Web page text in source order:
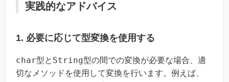
実践的なアドバイス
1. 必要に応じて型変換を使用する
char型と String型の間での変換が必要な場合、適
切なメソッドを使用して変換を行います。例えば、